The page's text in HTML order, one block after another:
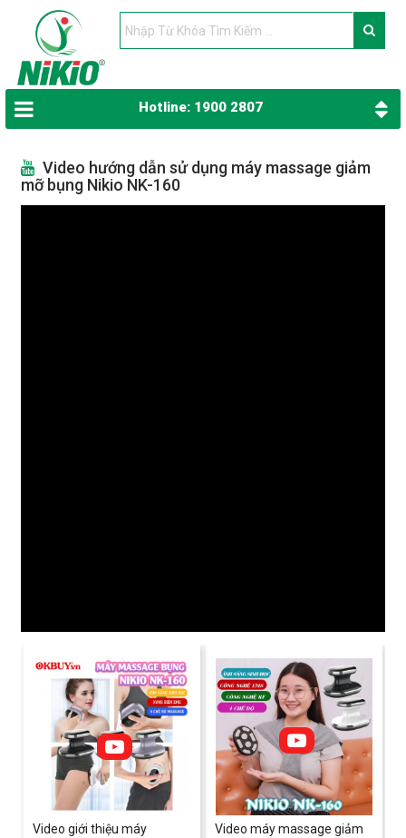
Hotline: 1900 2807
Video hướng dẫn sử dụng máy massage giảm
mỡ bụng Nikio NK-160
Video giới thiệu máy
Video máy massage giảm